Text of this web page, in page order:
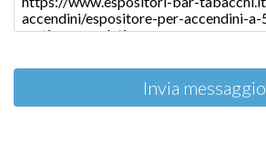
Invia messaggio